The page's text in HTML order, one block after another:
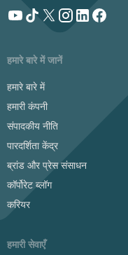
हमारे बारे में जानें
हमारे बारे में
हमारी कंपनी
संपादकीय नीति
पारदर्शिता केंद्र
ब्रांड और प्रेस संसाधन
कॉर्पोरेट ब्लॉग
करियर
हमारी सेवाएँ